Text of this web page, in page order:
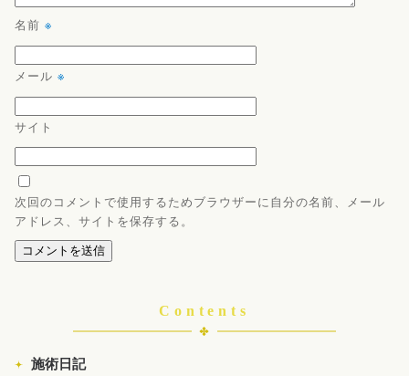
名前 ※
メール ※
サイト
次回のコメントで使用するためブラウザーに自分の名前、メール
アドレス、サイトを保存する。
Contents
施術日記